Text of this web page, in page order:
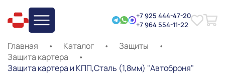
+7 925 444-47-20
+7 964 554-11-22
Главная • Каталог • Защиты
•
Защита картера
•
Защита картера и КПП,Сталь (1,8мм) "Автоброня"